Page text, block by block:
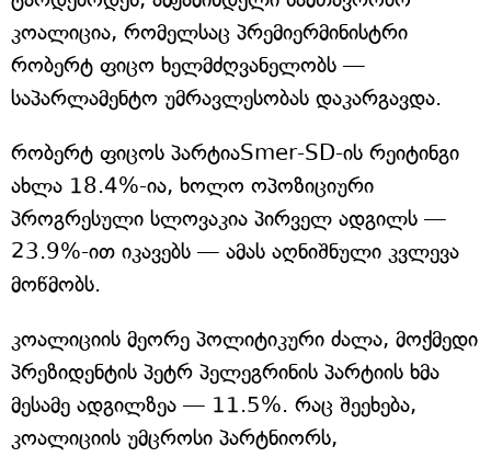
კოალიცია, რომელსაც პრემიერმინისტრი
რობერტ ფიცო ხელმძღვანელობს —
საპარლამენტო უმრავლესობას დაკარგავდა.
რობერტ ფიცოს პარტიაSmer-SD-ის რეიტინგი
ახლა 18.4%-ია, ხოლო ოპოზიციური
პროგრესული სლოვაკია პირველ ადგილს —
23.9%-ით იკავებს — ამას აღნიშნული კვლევა
მოწმობს.
კოალიციის მეორე პოლიტიკური ძალა, მოქმედი
პრეზიდენტის პეტრ პელეგრინის პარტიის ხმა
მესამე ადგილზეა — 11.5%. რაც შეეხება,
კოალიციის უმცროსი პარტნიორს,